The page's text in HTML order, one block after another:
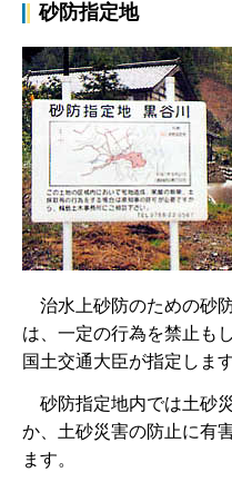
砂防指定地
治水上砂防のための砂
は、一定の行為を禁止も
国土交通大臣が指定します
砂防指定地内では土砂
か、土砂災害の防止に有
ます。